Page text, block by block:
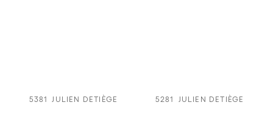
5381 JULIEN DETIÈGE 5281 JULIEN DETIÈGE